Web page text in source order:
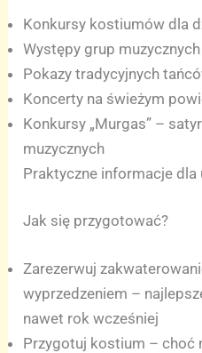
Konkursy kostiumów dla
Występy grup
Pokazy tradycyjnych
Koncerty na świeżym
Konkursy „Murgas” –
muzycznych
Praktyczne informacje
Jak się przygotować?
Zarezerwuj
wyprzedzeniem –
nawet rok wcześniej
Przygotuj kostium – choć